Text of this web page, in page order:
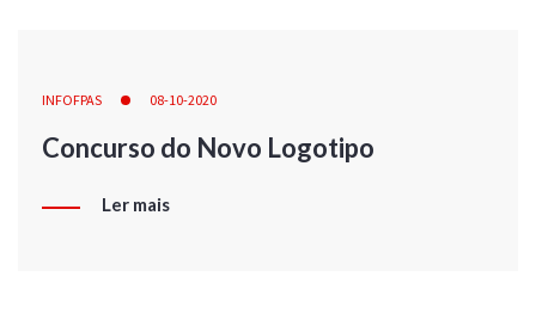
INFOFPAS 08-10-2020
Concurso do Novo Logotipo
Ler mais